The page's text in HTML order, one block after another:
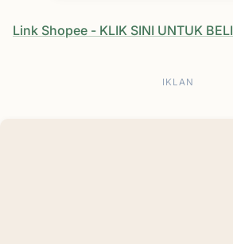
Link Shopee - KLIK SINI UNTUK BELI
IKLAN